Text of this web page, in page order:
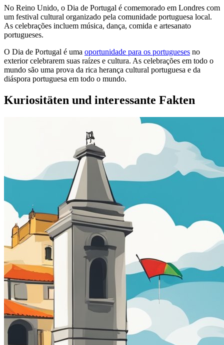
No Reino Unido, o Dia de Portugal é comemorado em Londres com
um festival cultural organizado pela comunidade portuguesa local.
As celebrações incluem música, dança, comida e artesanato
portugueses.
O Dia de Portugal é uma oportunidade para os portugueses no
exterior celebrarem suas raízes e cultura. As celebrações em todo o
mundo são uma prova da rica herança cultural portuguesa e da
diáspora portuguesa em todo o mundo.
Kuriositäten und interessante Fakten